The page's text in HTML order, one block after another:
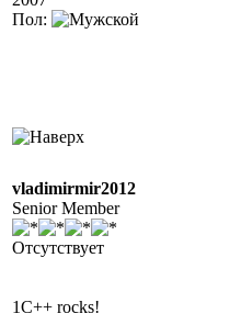
Пол:
vladimirmir2012
Senior Member
Отсутствует
1C++ rocks!